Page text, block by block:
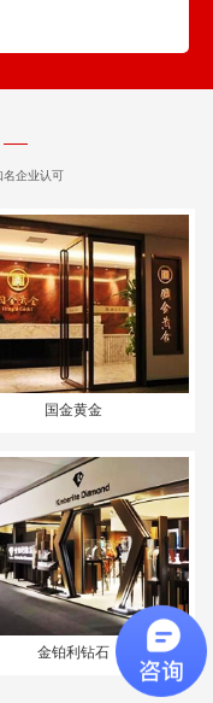
名企业认可
国金黄金
金铂利钻石